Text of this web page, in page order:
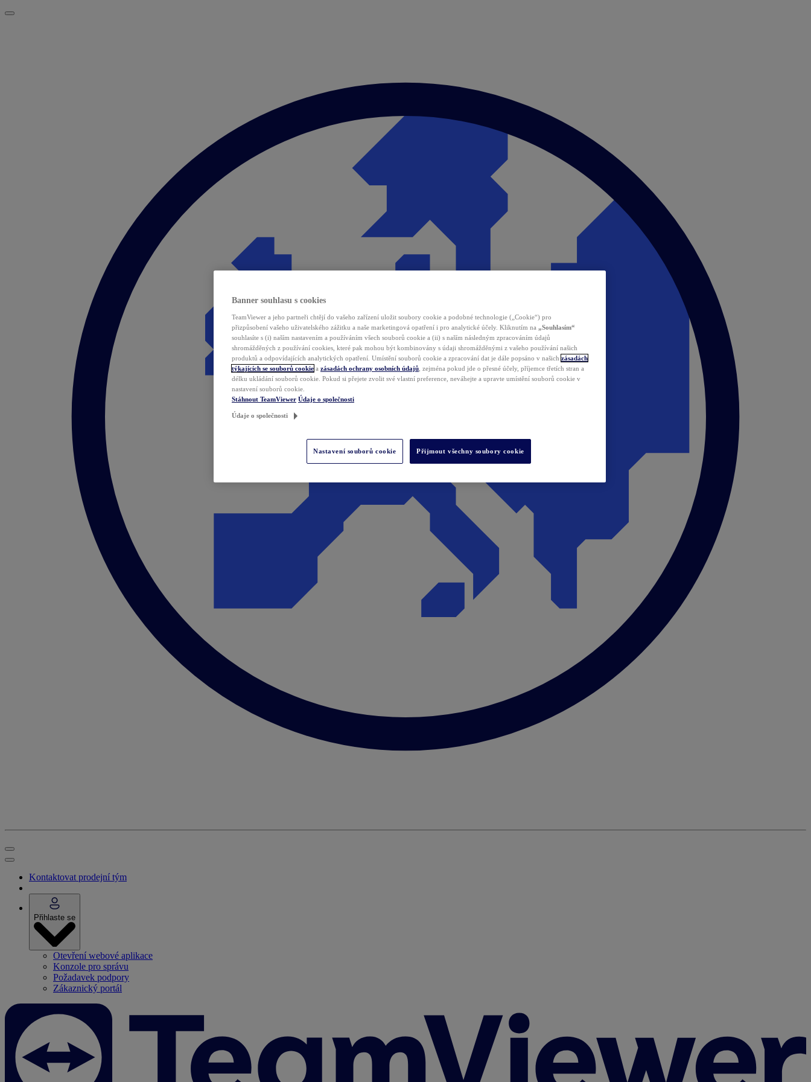
Kontaktovat prodejní tým
Přihlaste se
Otevření webové aplikace
Konzole pro správu
Požadavek podpory
Zákaznický portál
Banner souhlasu s cookies
TeamViewer a jeho partneři chtějí do vašeho zařízení uložit soubory cookie a podobné technologie („Cookie“) pro
přizpůsobení vašeho uživatelského zážitku a naše marketingová opatření i pro analytické účely. Kliknutím na „Souhlasím“
souhlasíte s (i) naším nastavením a používáním všech souborů cookie a (ii) s naším následným zpracováním údajů
shromážděných z používání cookies, které pak mohou být kombinovány s údaji shromážděnými z vašeho používání našich
produktů a odpovídajících analytických opatření. Umístění souborů cookie a zpracování dat je dále popsáno v našich zásadách
týkajících se souborů cookie a zásadách ochrany osobních údajů , zejména pokud jde o přesné účely, příjemce třetích stran a
délku ukládání souborů cookie. Pokud si přejete zvolit své vlastní preference, neváhejte a upravte umístění souborů cookie v
nastavení souborů cookie.
Stáhnout TeamViewer Údaje o společnosti
Údaje o společnosti
Nastavení souborů cookie Přijmout všechny soubory cookie